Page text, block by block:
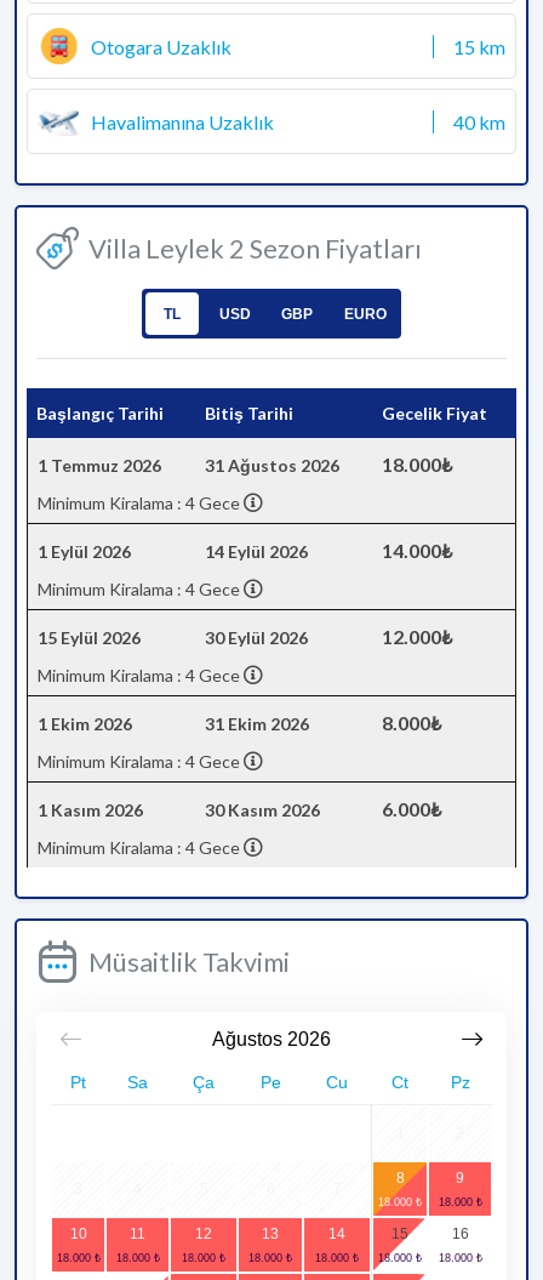
Otogara Uzaklık 15 km
Havalimanına Uzaklık 40 km
Villa Leylek 2 Sezon Fiyatları
TL USD GBP EURO
Başlangıç Tarihi Bitiş Tarihi Gecelik Fiyat
1 Temmuz 2026 31 Ağustos 2026 18.000₺
Minimum Kiralama : 4 Gece
1 Eylül 2026 14 Eylül 2026 14.000₺
Minimum Kiralama : 4 Gece
15 Eylül 2026 30 Eylül 2026 12.000₺
Minimum Kiralama : 4 Gece
1 Ekim 2026 31 Ekim 2026 8.000₺
Minimum Kiralama : 4 Gece
1 Kasım 2026 30 Kasım 2026 6.000₺
Minimum Kiralama : 4 Gece
Müsaitlik Takvimi
Ağustos 2026
Pt Sa Ça Pe Cu Ct Pz
8 9
10 11 12 13 14 15 16